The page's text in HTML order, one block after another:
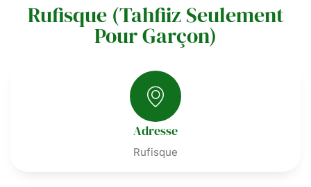
Rufisque (Tahfiiz Seulement
Pour Garçon)
Adresse
Rufisque